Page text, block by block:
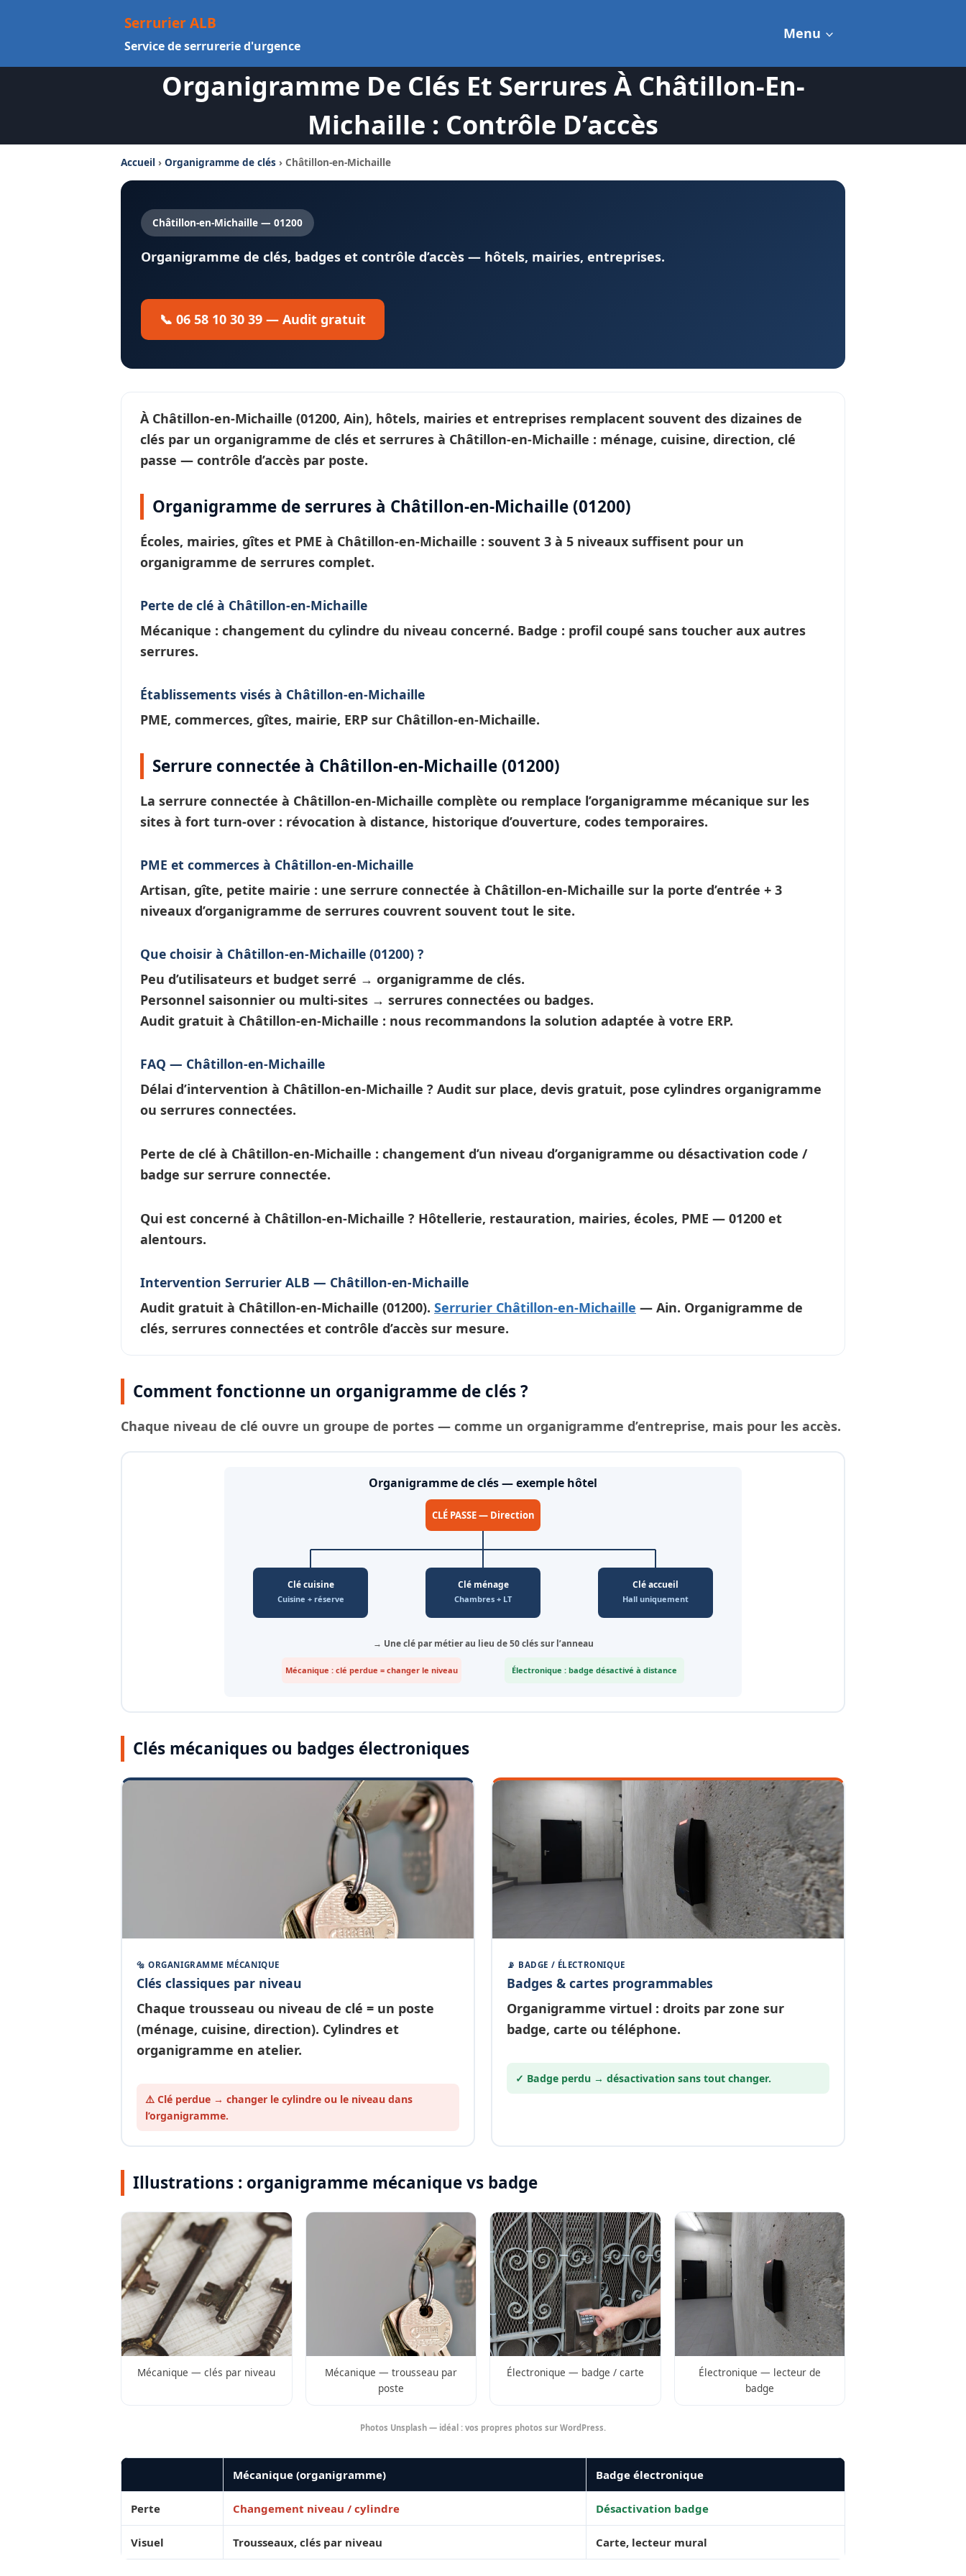
Serrurier ALB
Service de serrurerie d'urgence
Menu
Organigramme De Clés Et Serrures À Châtillon-En-
Michaille : Contrôle D’accès
Accueil › Organigramme de clés › Châtillon-en-Michaille
Châtillon-en-Michaille — 01200
Organigramme de clés, badges et contrôle d’accès — hôtels, mairies, entreprises.
📞 06 58 10 30 39 — Audit gratuit
À Châtillon-en-Michaille (01200, Ain), hôtels, mairies et entreprises remplacent souvent des dizaines de
clés par un organigramme de clés et serrures à Châtillon-en-Michaille : ménage, cuisine, direction, clé
passe — contrôle d’accès par poste.
Organigramme de serrures à Châtillon-en-Michaille (01200)
Écoles, mairies, gîtes et PME à Châtillon-en-Michaille : souvent 3 à 5 niveaux suffisent pour un
organigramme de serrures complet.
Perte de clé à Châtillon-en-Michaille
Mécanique : changement du cylindre du niveau concerné. Badge : profil coupé sans toucher aux autres
serrures.
Établissements visés à Châtillon-en-Michaille
PME, commerces, gîtes, mairie, ERP sur Châtillon-en-Michaille.
Serrure connectée à Châtillon-en-Michaille (01200)
La serrure connectée à Châtillon-en-Michaille complète ou remplace l’organigramme mécanique sur les
sites à fort turn-over : révocation à distance, historique d’ouverture, codes temporaires.
PME et commerces à Châtillon-en-Michaille
Artisan, gîte, petite mairie : une serrure connectée à Châtillon-en-Michaille sur la porte d’entrée + 3
niveaux d’organigramme de serrures couvrent souvent tout le site.
Que choisir à Châtillon-en-Michaille (01200) ?
Peu d’utilisateurs et budget serré → organigramme de clés.
Personnel saisonnier ou multi-sites → serrures connectées ou badges.
Audit gratuit à Châtillon-en-Michaille : nous recommandons la solution adaptée à votre ERP.
FAQ — Châtillon-en-Michaille
Délai d’intervention à Châtillon-en-Michaille ? Audit sur place, devis gratuit, pose cylindres organigramme
ou serrures connectées.
Perte de clé à Châtillon-en-Michaille : changement d’un niveau d’organigramme ou désactivation code /
badge sur serrure connectée.
Qui est concerné à Châtillon-en-Michaille ? Hôtellerie, restauration, mairies, écoles, PME — 01200 et
alentours.
Intervention Serrurier ALB — Châtillon-en-Michaille
Audit gratuit à Châtillon-en-Michaille (01200). Serrurier Châtillon-en-Michaille — Ain. Organigramme de
clés, serrures connectées et contrôle d’accès sur mesure.
Comment fonctionne un organigramme de clés ?
Chaque niveau de clé ouvre un groupe de portes — comme un organigramme d’entreprise, mais pour les accès.
Organigramme de clés — exemple hôtel
CLÉ PASSE — Direction
Clé cuisine
Cuisine + réserve
Clé ménage
Chambres + LT
Clé accueil
Hall uniquement
→ Une clé par métier au lieu de 50 clés sur l’anneau
Mécanique : clé perdue = changer le niveau Électronique : badge désactivé à distance
Clés mécaniques ou badges électroniques
🔩 ORGANIGRAMME MÉCANIQUE
Clés classiques par niveau
Chaque trousseau ou niveau de clé = un poste
(ménage, cuisine, direction). Cylindres et
organigramme en atelier.
⚠️ Clé perdue → changer le cylindre ou le niveau dans
l’organigramme.
📡 BADGE / ÉLECTRONIQUE
Badges & cartes programmables
Organigramme virtuel : droits par zone sur
badge, carte ou téléphone.
✓ Badge perdu → désactivation sans tout changer.
Illustrations : organigramme mécanique vs badge
Mécanique — clés par niveau
Mécanique — trousseau par
poste
Électronique — badge / carte
Électronique — lecteur de
badge
Photos Unsplash — idéal : vos propres photos sur WordPress.
Mécanique (organigramme) Badge électronique
Perte Changement niveau / cylindre Désactivation badge
Visuel Trousseaux, clés par niveau Carte, lecteur mural